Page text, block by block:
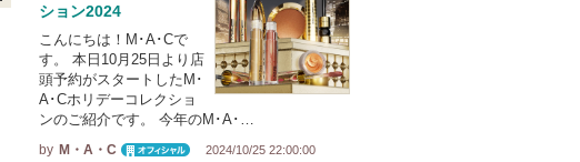
ション2024
こんにちは！M･A･Cで
す。 本日10月25日より店
頭予約がスタートしたM･
A･Cホリデーコレクショ
ンのご紹介です。 今年のM･A･…
by M・A・C
2024/10/25 22:00:00